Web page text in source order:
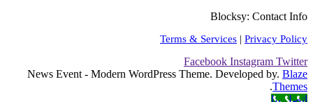
Blocksy: Contact Info
Terms & Services | Privacy Policy
Facebook Instagram Twitter
News Event - Modern WordPress Theme. Developed by. Blaze
Themes
.
اتصل بنا